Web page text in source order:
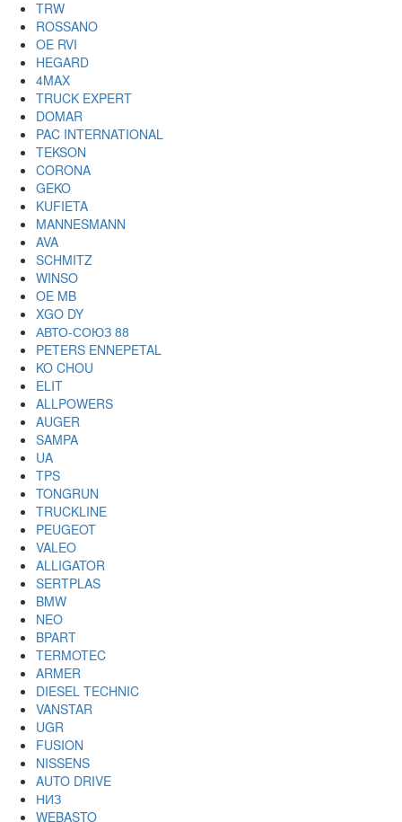
TRW
ROSSANO
OE RVI
HEGARD
4MAX
TRUCK EXPERT
DOMAR
PAC INTERNATIONAL
TEKSON
CORONA
GEKO
KUFIETA
MANNESMANN
AVA
SCHMITZ
WINSO
OE MB
XGO DY
АВТО-СОЮЗ 88
PETERS ENNEPETAL
KO CHOU
ELIT
ALLPOWERS
AUGER
SAMPA
UA
TPS
TONGRUN
TRUCKLINE
PEUGEOT
VALEO
ALLIGATOR
SERTPLAS
BMW
NEO
BPART
TERMOTEC
ARMER
DIESEL TECHNIC
VANSTAR
UGR
FUSION
NISSENS
AUTO DRIVE
НИЗ
WEBASTO